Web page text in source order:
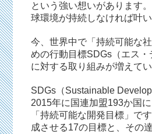
という強い想いがあります
球環境が持続しなければ叶い
今、世界中で「持続可能な
めの行動目標SDGs（エス・
に対する取り組みが増えてい
SDGs（Sustainable
2015年に国連加盟193か国
「持続可能な開発目標」で
成させる17の目標と、その